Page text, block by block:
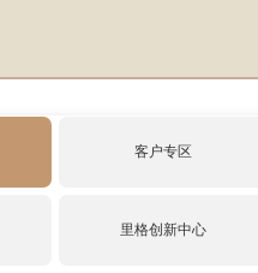
客户专区
里格创新中心